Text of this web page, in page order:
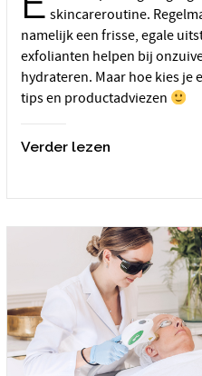
skincareroutine.
namelijk een frisse, egale
exfolianten helpen bij
hydrateren. Maar hoe kies je
tips en productadviezen
Verder lezen